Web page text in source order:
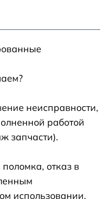
неисправности,
работой
запчасти).
отказ в
использовании.